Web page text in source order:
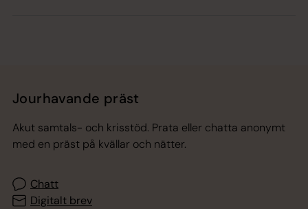
Jourhavande präst
Akut samtals- och krisstöd. Prata eller chatta anonymt
med en präst på kvällar och nätter.
Chatt
Digitalt brev